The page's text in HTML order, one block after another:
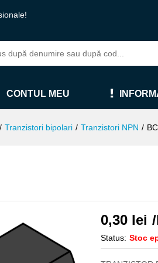
CONTUL MEU
/ Tranzistori bipolari / Tranzistori NPN /
0,30 lei
Status: Stoc